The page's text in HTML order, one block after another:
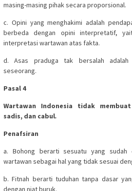
masing-masing pihak secara proporsional.
c. Opini yang menghakimi adalah
berbeda dengan opini interpretatif,
interpretasi wartawan atas fakta.
d. Asas praduga tak bersalah adalah
seseorang.
Pasal 4
Wartawan Indonesia tidak
sadis, dan cabul.
Penafsiran
a. Bohong berarti sesuatu yang sudah
wartawan sebagai hal yang tidak sesuai
b. Fitnah berarti tuduhan tanpa dasar
dengan niat buruk.